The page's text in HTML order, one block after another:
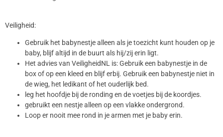
Veiligheid:
Gebruik het babynestje alleen als je toezicht kunt houden op je
baby, blijf altijd in de buurt als hij/zij erin ligt.
Het advies van VeiligheidNL is: Gebruik een babynestje in de
box of op een kleed en blijf erbij. Gebruik een babynestje niet in
de wieg, het ledikant of het ouderlijk bed.
leg het hoofdje bij de ronding en de voetjes bij de koordjes.
gebruikt een nestje alleen op een vlakke ondergrond.
Loop er nooit mee rond in je armen met je baby erin.